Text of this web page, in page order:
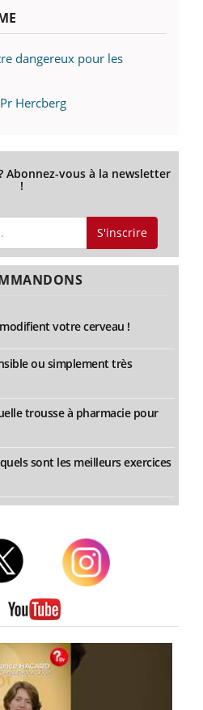
dangereux pour les
Hercberg
Abonnez-vous à la newsletter
!
S'inscrire
votre cerveau !
ou simplement très
trousse à pharmacie pour
sont les meilleurs exercices